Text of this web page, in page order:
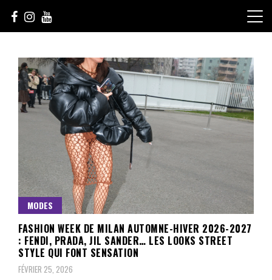
content
sunuculture
MODES
FASHION WEEK DE MILAN AUTOMNE-HIVER 2026-2027
: FENDI, PRADA, JIL SANDER… LES LOOKS STREET
STYLE QUI FONT SENSATION
FÉVRIER 25, 2026